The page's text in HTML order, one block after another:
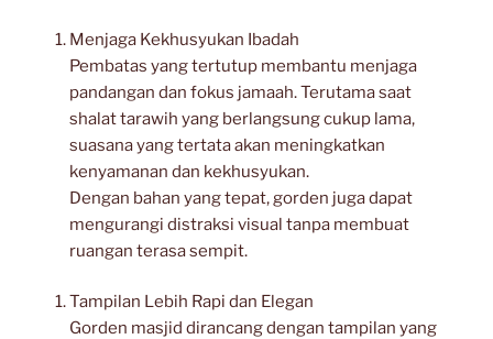
Menjaga Kekhusyukan Ibadah
Pembatas yang tertutup membantu menjaga
pandangan dan fokus jamaah. Terutama saat
shalat tarawih yang berlangsung cukup lama,
suasana yang tertata akan meningkatkan
kenyamanan dan kekhusyukan.
Dengan bahan yang tepat, gorden juga dapat
mengurangi distraksi visual tanpa membuat
ruangan terasa sempit.
Tampilan Lebih Rapi dan Elegan
Gorden masjid dirancang dengan tampilan yang